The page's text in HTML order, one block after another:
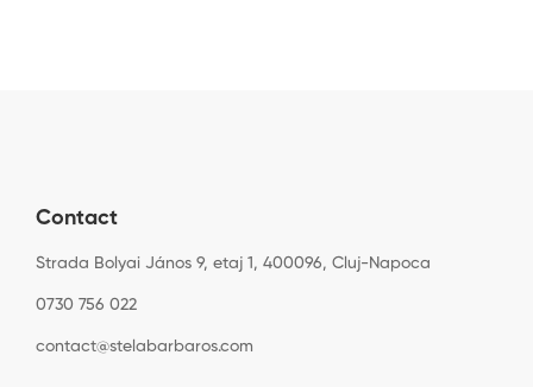
Contact
Strada Bolyai János 9, etaj 1, 400096, Cluj-Napoca
0730 756 022
contact@stelabarbaros.com